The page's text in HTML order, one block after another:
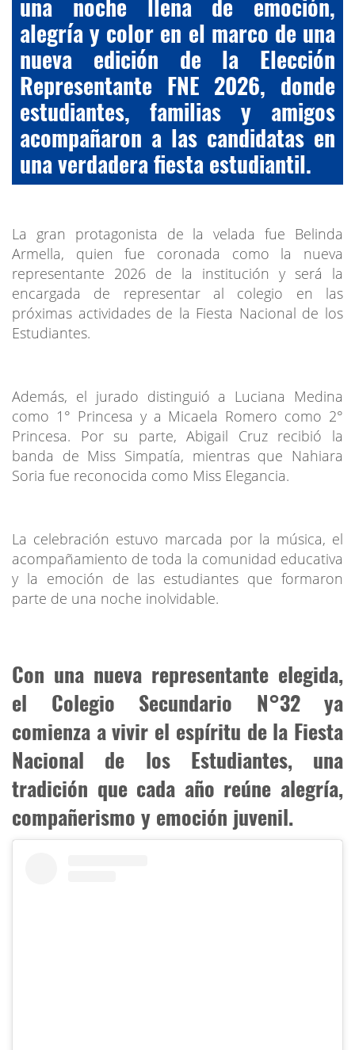
alegría y color en el marco de una
nueva edición de la Elección
Representante FNE 2026, donde
estudiantes, familias y amigos
acompañaron a las candidatas en
una verdadera fiesta estudiantil.
La gran protagonista de la velada fue Belinda
Armella, quien fue coronada como la nueva
representante 2026 de la institución y será la
encargada de representar al colegio en las
próximas actividades de la Fiesta Nacional de los
Estudiantes.
Además, el jurado distinguió a Luciana Medina
como 1° Princesa y a Micaela Romero como 2°
Princesa. Por su parte, Abigail Cruz recibió la
banda de Miss Simpatía, mientras que Nahiara
Soria fue reconocida como Miss Elegancia.
La celebración estuvo marcada por la música, el
acompañamiento de toda la comunidad educativa
y la emoción de las estudiantes que formaron
parte de una noche inolvidable.
Con una nueva representante elegida,
el Colegio Secundario N°32 ya
comienza a vivir el espíritu de la Fiesta
Nacional de los Estudiantes, una
tradición que cada año reúne alegría,
compañerismo y emoción juvenil.